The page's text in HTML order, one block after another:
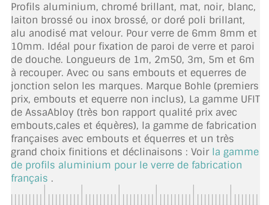
SUIVI DE DEVIS
SUIVI DE COMMANDE
TOUS LES TARIFS AU M2
GUIDE : CHOIX PAR UTILISATION
INSPIRATIONS ET NOUVEAUTÉS
AMBIANCE LAITON BROSSÉ
MIROIRS VIEILLIS AMBIANCE BRASSERIE
Profils aluminium, chromé brillant, mat, noir, blanc,
laiton brossé ou inox brossé, or doré poli brillant,
alu anodisé mat velour. Pour verre de 6mm 8mm et
10mm. Idéal pour fixation de paroi de verre et paroi
de douche. Longueurs de 1m, 2m50, 3m, 5m et 6m
à recouper. Avec ou sans embouts et equerres de
jonction selon les marques. Marque Bohle (premiers
prix, embouts et equerre non inclus), La gamme UFIT
de AssaAbloy (très bon rapport qualité prix avec
embouts,cales et équères), la gamme de fabrication
françaises avec embouts et équerres et un très
grand choix finitions et déclinaisons : Voir la gamme
de profils aluminium pour le verre de fabrication
français .